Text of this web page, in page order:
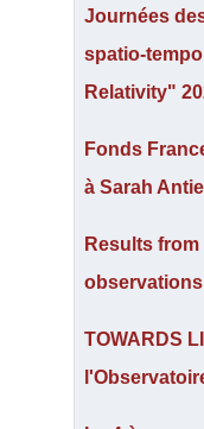
Journées
spatio-
Relativity"
Fonds
à Sarah
Results
observations
TOWARDS